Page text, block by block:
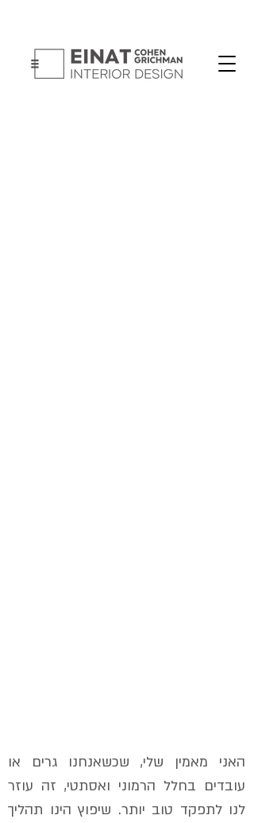
האני מאמין שלי, שכשאנחנו גרים או
עובדים בחלל הרמוני ואסתטי, זה עוזר
לנו לתפקד טוב יותר. שיפוץ הינו תהליך